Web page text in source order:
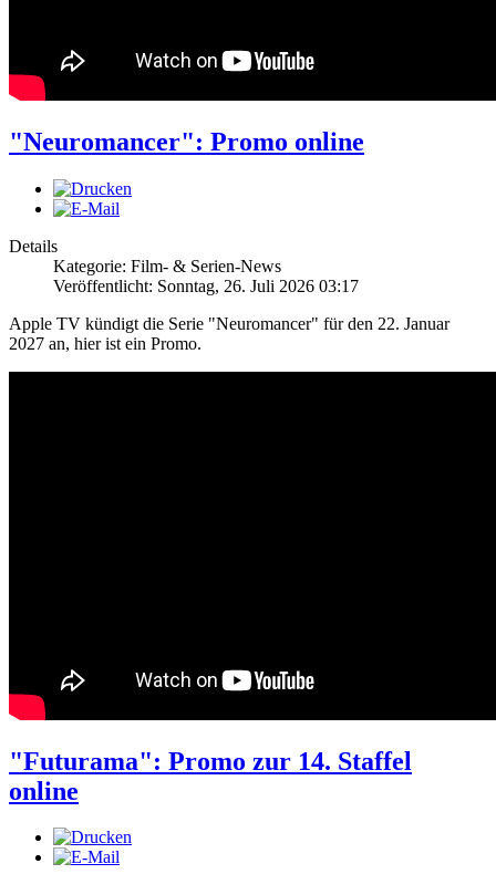
"Neuromancer": Promo online
Details
Kategorie: Film- & Serien-News
Veröffentlicht: Sonntag, 26. Juli 2026 03:17
Apple TV kündigt die Serie "Neuromancer" für den 22. Januar
2027 an, hier ist ein Promo.
"Futurama": Promo zur 14. Staffel
online